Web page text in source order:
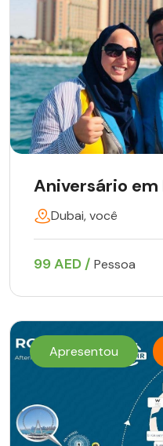
Aniversário
Dubai, você
99 AED / Pessoa
Apresentou